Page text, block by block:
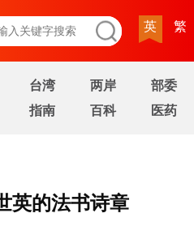
英 繁
台湾 两岸
部委
指南 百科 医药
英的法书诗章